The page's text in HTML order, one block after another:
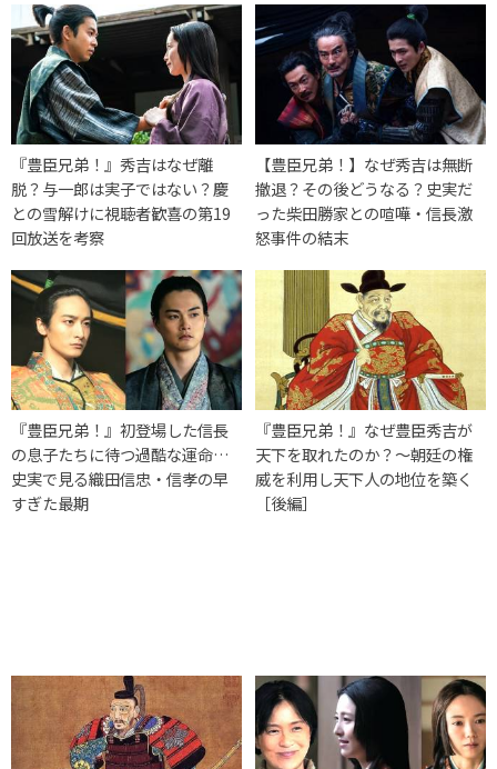
『豊臣兄弟！』秀吉はなぜ離
脱？与一郎は実子ではない？慶
との雪解けに視聴者歓喜の第19
回放送を考察
【豊臣兄弟！】なぜ秀吉は無断
撤退？その後どうなる？史実だ
った柴田勝家との喧嘩・信長激
怒事件の結末
『豊臣兄弟！』初登場した信長
の息子たちに待つ過酷な運命…
史実で見る織田信忠・信孝の早
すぎた最期
『豊臣兄弟！』なぜ豊臣秀吉が
天下を取れたのか？〜朝廷の権
威を利用し天下人の地位を築く
［後編］